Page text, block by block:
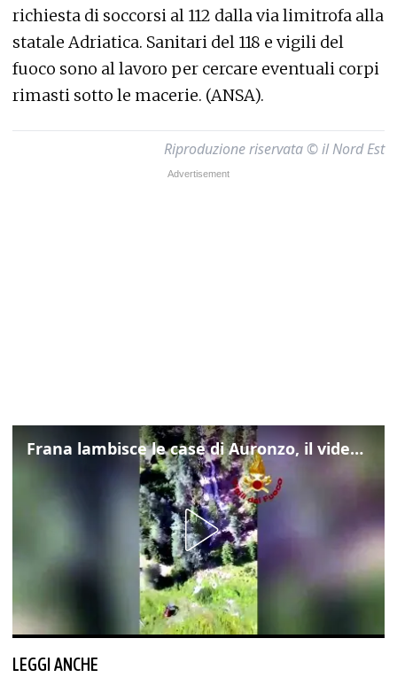
richiesta di soccorsi al 112 dalla via limitrofa alla
statale Adriatica. Sanitari del 118 e vigili del
fuoco sono al lavoro per cercare eventuali corpi
rimasti sotto le macerie. (ANSA).
Riproduzione riservata © il Nord Est
Frana lambisce le case di Auronzo, il video dall'elicottero dei vigili del fuoco
LEGGI ANCHE